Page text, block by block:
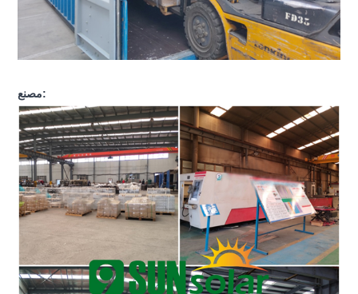
مصنع: